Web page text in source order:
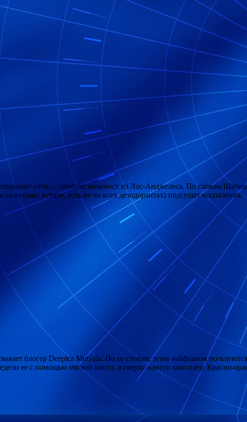
стик – советует визажист из Лос-Анджелеса. По словам
(они, кстати, есть не во всех дезодорантах) подсушат воспаления.
блогер Deepica Mutyala. По ее словам, этим лайфхаком
ее с помощью мягкой кисти, а сверху нанеси консилер. Красно-